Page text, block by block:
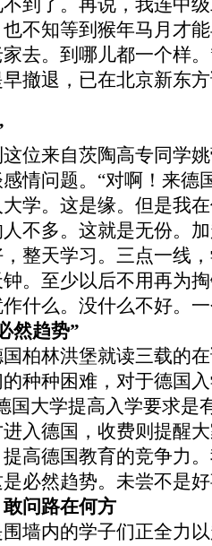
到了。再说，我连中
也不知等到猴年马月才
去。到哪儿都一个样
撤退，已在北京新东
来自茨陶高专同学姚
情问题。“对啊！来德
学。这是缘。但是我
不多。这就是无份。
整天学习。三点一线
。至少以后不用再为
什么。没什么不好。
然趋势”
林洪堡就读三载的在
种种困难，对于德国
国大学提高入学要求是
入德国，收费则提醒
提高德国教育的竞争力
必然趋势。未尝不是
问路在何方
内的学子们正全力以